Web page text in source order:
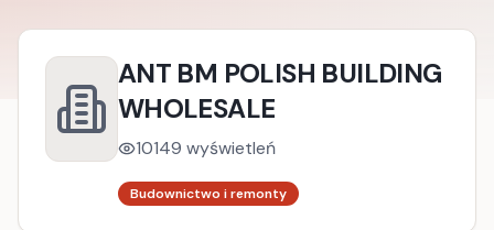
ANT BM POLISH BUILDING
WHOLESALE
10149 wyświetleń
Budownictwo i remonty